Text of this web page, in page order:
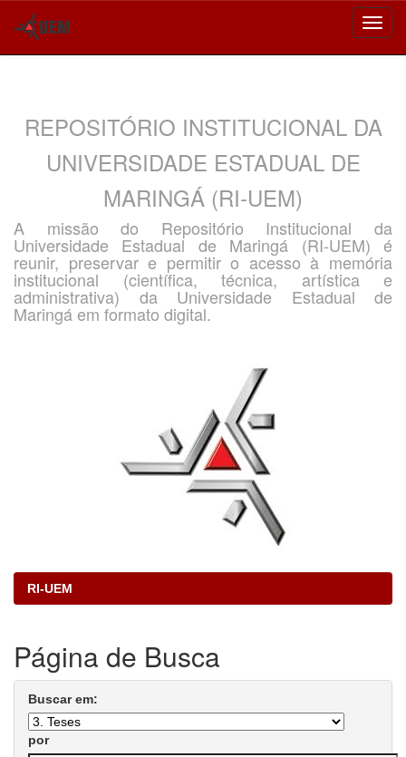
REPOSITÓRIO INSTITUCIONAL DA
UNIVERSIDADE ESTADUAL DE
MARINGÁ (RI-UEM)
A missão do Repositório Institucional da
Universidade Estadual de Maringá (RI-UEM) é
reunir, preservar e permitir o acesso à memória
institucional (científica, técnica, artística e
administrativa) da Universidade Estadual de
Maringá em formato digital.
RI-UEM
Página de Busca
Buscar em:
por